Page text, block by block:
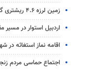
زمین لرزه ۴.۶ ریشتری گلباف کرمان را لرزاند
اردبیل استوار در مسیر
اقامه نماز استغاثه در
اجتماع حماسی مردم